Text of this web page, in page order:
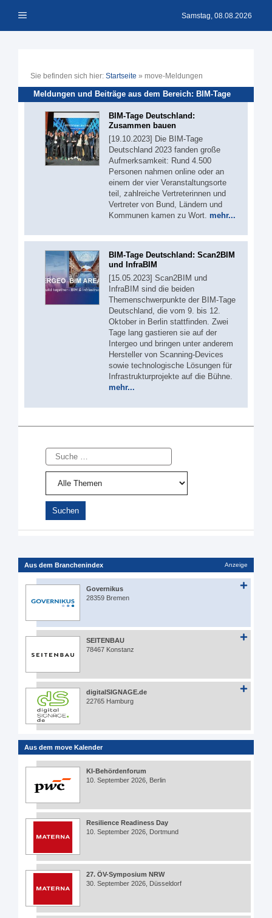
Inhalt Menü Samstag, 08.08.2026
Sie befinden sich hier: Startseite » move-Meldungen
Meldungen und Beiträge aus dem Bereich: BIM-Tage
BIM-Tage Deutschland:
Zusammen bauen
[19.10.2023] Die BIM-Tage
Deutschland 2023 fanden große
Aufmerksamkeit: Rund 4.500
Personen nahmen online oder an
einem der vier Veranstaltungsorte
teil, zahlreiche Vertreterinnen und
Vertreter von Bund, Ländern und
Kommunen kamen zu Wort. mehr...
BIM-Tage Deutschland: Scan2BIM
und InfraBIM
[15.05.2023] Scan2BIM und
InfraBIM sind die beiden
Themenschwerpunkte der BIM-Tage
Deutschland, die vom 9. bis 12.
Oktober in Berlin stattfinden. Zwei
Tage lang gastieren sie auf der
Intergeo und bringen unter anderem
Hersteller von Scanning-Devices
sowie technologische Lösungen für
Infrastrukturprojekte auf die Bühne.
mehr...
Suche
Aus dem Branchenindex Anzeige
Governikus
28359 Bremen
SEITENBAU
78467 Konstanz
digitalSIGNAGE.de
22765 Hamburg
Aus dem move Kalender
KI-Behördenforum
10. September 2026, Berlin
Resilience Readiness Day
10. September 2026, Dortmund
27. ÖV-Symposium NRW
30. September 2026, Düsseldorf